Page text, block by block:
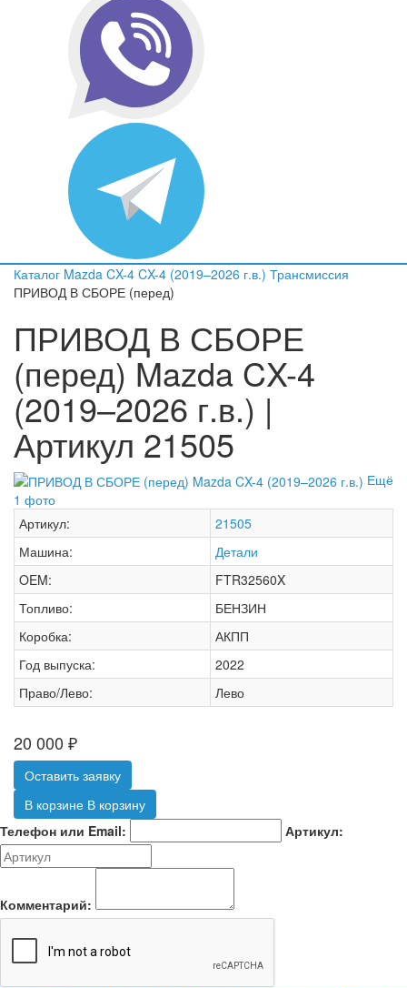
Каталог Mazda CX-4 CX-4 (2019–2026 г.в.) Трансмиссия
ПРИВОД В СБОРЕ (перед)
ПРИВОД В СБОРЕ
(перед) Mazda CX-4
(2019–2026 г.в.) |
Артикул 21505
Ещё
1 фото
Артикул:
21505
Машина:
Детали
OEM:
FTR32560X
Топливо:
БЕНЗИН
Коробка:
АКПП
Год выпуска:
2022
Право/Лево:
Лево
20 000 ₽
Оставить заявку
В корзине В корзину
Телефон или Email:
Артикул:
Комментарий: